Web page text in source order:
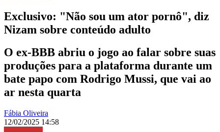
Exclusivo: "Não sou um ator pornô", diz
Nizam sobre conteúdo adulto
O ex-BBB abriu o jogo ao falar sobre suas
produções para a plataforma durante um
bate papo com Rodrigo Mussi, que vai ao
ar nesta quarta
Fábia Oliveira
12/02/2025 14:58